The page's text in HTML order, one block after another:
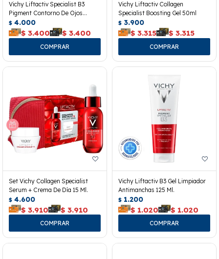
Vichy Liftactiv Specialist B3
Pigment Contorno De Ojos
Spf50+
$ 4.000
$ 3.400 $ 3.400
Vichy Liftactiv Collagen
Specialist Boosting Gel 50ml
$ 3.900
$ 3.315 $ 3.315
Set Vichy Collagen Specialist
Serum + Crema De Día 15 Ml.
$ 4.600
$ 3.910 $ 3.910
Vichy Liftactiv B3 Gel Limpiador
Antimanchas 125 Ml.
$ 1.200
$ 1.020 $ 1.020